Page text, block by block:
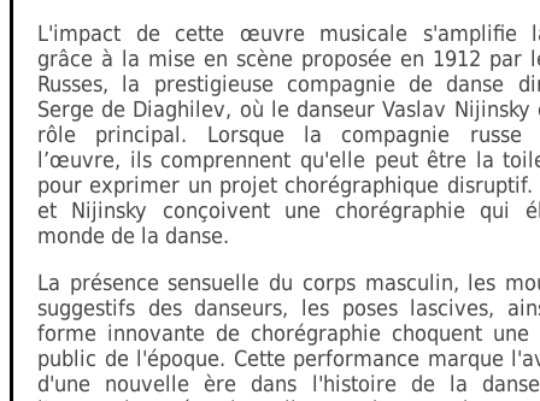
L'impact de cette œuvre musicale s'amplifie
grâce à la mise en scène proposée en 1912 par
Russes, la prestigieuse compagnie de danse
Serge de Diaghilev, où le danseur Vaslav Nijinsky
rôle principal. Lorsque la compagnie russe
l’œuvre, ils comprennent qu'elle peut être la
pour exprimer un projet chorégraphique disruptif.
et Nijinsky conçoivent une chorégraphie qui
monde de la danse.
La présence sensuelle du corps masculin, les
suggestifs des danseurs, les poses lascives,
forme innovante de chorégraphie choquent
public de l'époque. Cette performance marque
d'une nouvelle ère dans l'histoire de la